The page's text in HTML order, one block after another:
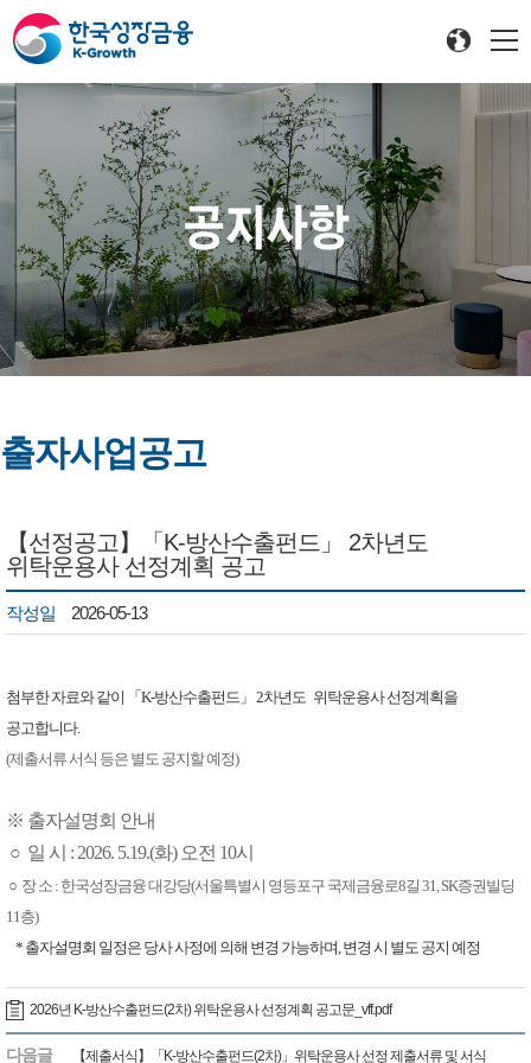
공지사항
출자사업공고
【선정공고】「K-방산수출펀드」 2차년도
위탁운용사 선정계획 공고
작성일 2026-05-13
첨부한 자료와 같이 「K-방산수출펀드」 2차년도 위탁운용사 선정계획을
공고합니다.
(제출서류 서식 등은 별도 공지할 예정)
※ 출자설명회 안내
○ 일 시 : 2026. 5.19.(화) 오전 10시
○ 장 소 : ​ 한국성장금융 대강당(서울특별시 영등포구 국제금융로8길 31, SK증권빌딩
11층)
* 출자설명회 일정은 당사 사정에 의해 변경 가능하며, 변경 시 별도 공지 예정
2026년 K-방산수출펀드(2차) 위탁운용사 선정계획 공고문_vff.pdf
다음글 【제출서식】「K-방산수출펀드(2차)」위탁운용사 선정 제출서류 및 서식